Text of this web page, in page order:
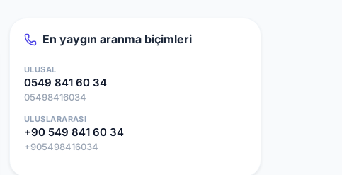
En yaygın aranma biçimleri
ULUSAL
0549 841 60 34
05498416034
ULUSLARARASI
+90 549 841 60 34
+905498416034